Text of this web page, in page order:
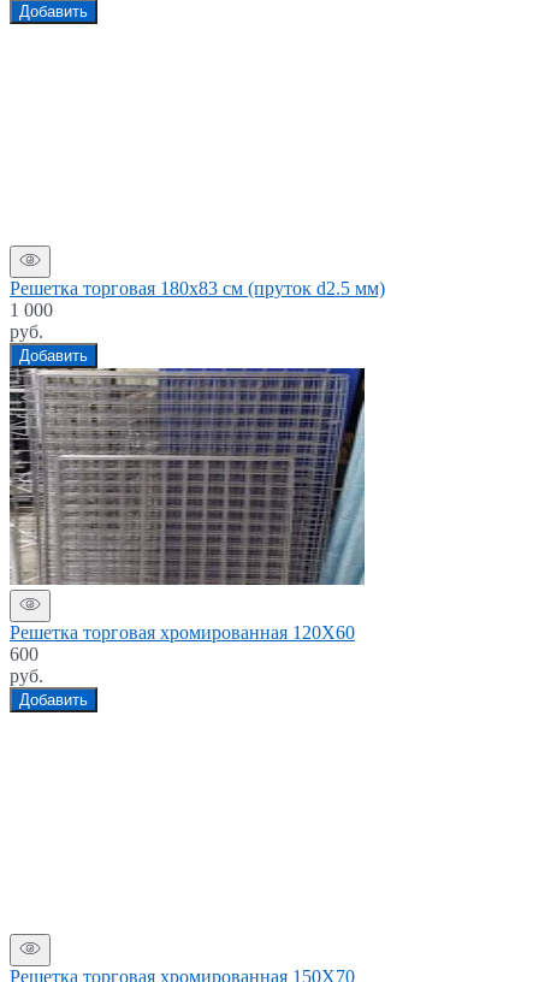
Добавить
Решетка торговая 180x83 см (пруток d2.5 мм)
1 000
руб.
Добавить
Решетка торговая хромированная 120Х60
600
руб.
Добавить
Решетка торговая хромированная 150Х70